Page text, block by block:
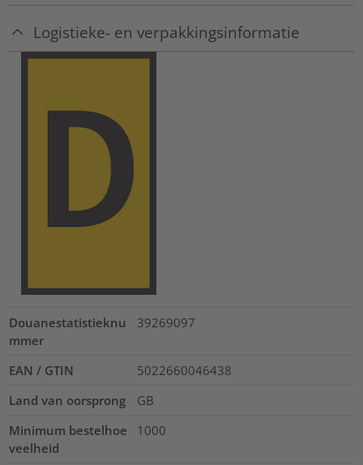
Logistieke- en verpakkingsinformatie
Douanestatistieknu
mmer
39269097
EAN / GTIN
5022660046438
Land van oorsprong
GB
Minimum bestelhoe
veelheid
1000